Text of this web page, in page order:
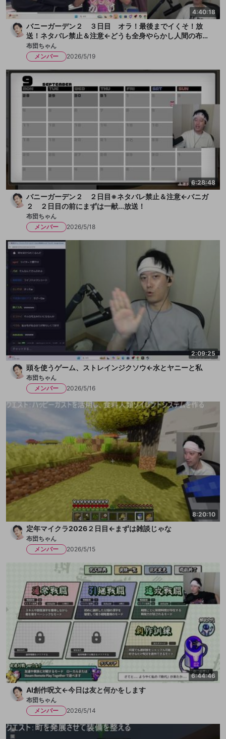
4:40:18
バニーガーデン２ ３日目 オラ！最後までイくそ！放
送！ネタバレ禁止＆注意←どうも全身やらかし人間の布団
ちゃんです！今日も女の子とチチクリ満載！まずは一献い
きます、か！放送
布団ちゃん
メンバー
2026/5/19
6:28:48
バニーガーデン２ ２日目※ネタバレ禁止＆注意←バニガ
２ ２日目の前にまずは一献...放送！
布団ちゃん
メンバー
2026/5/18
2:09:25
頭を使うゲーム、ストレインジクソウ←水とヤニーと私
布団ちゃん
メンバー
2026/5/16
8:20:10
定年マイクラ2026２日目←まずは雑談じゃな
布団ちゃん
メンバー
2026/5/15
6:44:46
AI創作呪文←今日は友と何かをします
布団ちゃん
メンバー
2026/5/14